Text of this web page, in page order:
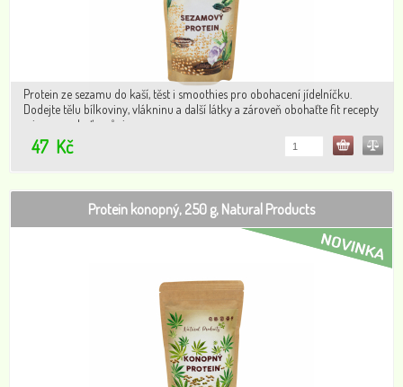
Protein ze sezamu do kaší, těst i smoothies pro obohacení jídelníčku.
Dodejte tělu bílkoviny, vlákninu a další látky a zároveň obohaťte fit recepty
o jemnou chuť a vůni sezamu
47 Kč
Protein konopný, 250 g, Natural Products